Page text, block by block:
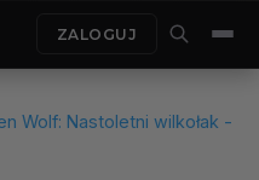
ZALOGUJ
Wolf: Nastoletni wilkołak -